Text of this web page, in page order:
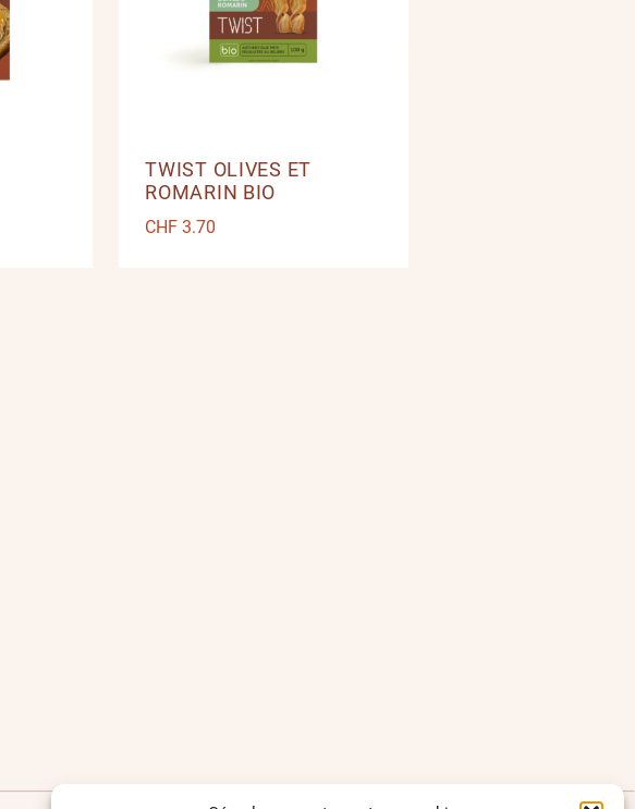
TWIST OLIVES ET
ROMARIN BIO
CHF 3.70